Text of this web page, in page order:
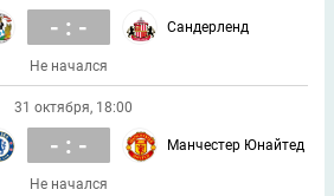
- : - Сандерленд
Не начался
31 октября, 18:00
- : - Манчестер Юнайтед
Не начался